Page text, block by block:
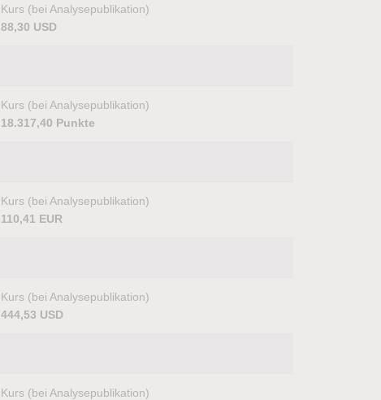
Kurs (bei Analysepublikation)
88,30 USD
Kurs (bei Analysepublikation)
18.317,40 Punkte
Kurs (bei Analysepublikation)
110,41 EUR
Kurs (bei Analysepublikation)
444,53 USD
Kurs (bei Analysepublikation)